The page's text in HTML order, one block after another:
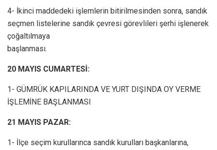
4- İkinci maddedeki işlemlerin bitirilmesinden sonra, sandık
seçmen listelerine sandık çevresi görevlileri şerhi işlenerek
çoğaltılmaya
başlanması.
20 MAYIS CUMARTESİ:
1- GÜMRÜK KAPILARINDA VE YURT DIŞINDA OY VERME
İŞLEMİNE BAŞLANMASI
21 MAYIS PAZAR:
1- İlçe seçim kurullarınca sandık kurulları başkanlarına,